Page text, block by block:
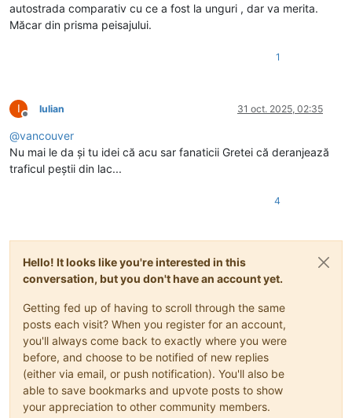
autostrada comparativ cu ce a fost la unguri , dar va merita.
Măcar din prisma peisajului.
1
I
Deconectat
Iulian 31 oct. 2025, 02:35
@vancouver
Nu mai le da și tu idei că acu sar fanaticii Gretei că deranjează
traficul peștii din lac...
4
Hello! It looks like you're interested in this
conversation, but you don't have an account yet.
Getting fed up of having to scroll through the same
posts each visit? When you register for an account,
you'll always come back to exactly where you were
before, and choose to be notified of new replies
(either via email, or push notification). You'll also be
able to save bookmarks and upvote posts to show
your appreciation to other community members.